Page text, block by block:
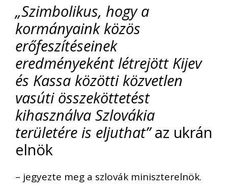
„Szimbolikus, hogy a
kormányaink közös
erőfeszítéseinek
eredményeként létrejött Kijev
és Kassa közötti közvetlen
vasúti összeköttetést
kihasználva Szlovákia
területére is eljuthat”az ukrán
elnök
– jegyezte meg a szlovák miniszterelnök.